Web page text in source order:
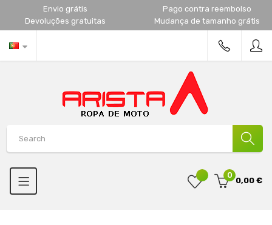
Envio grátis
Pago contra reembolso
Devoluções gratuitas
Mudança de tamanho grátis
0
0,00 €